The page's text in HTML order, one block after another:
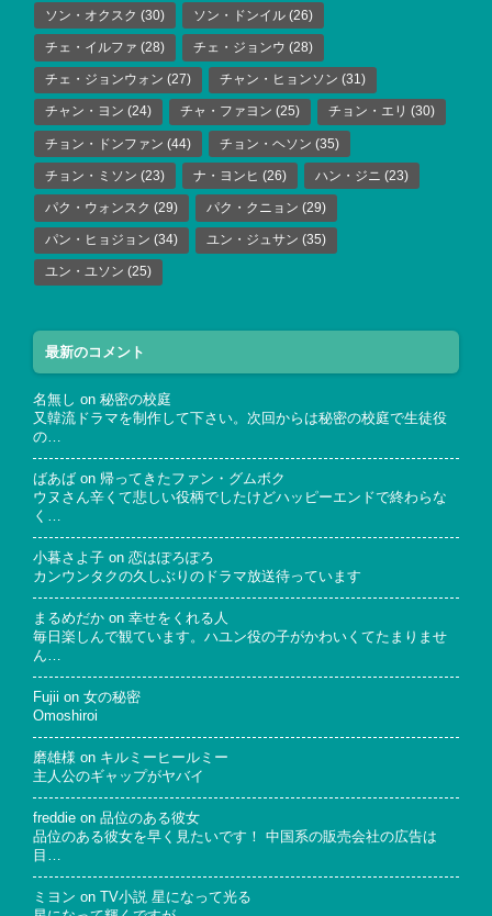
ソン・オクスク (30) ソン・ドンイル (26)
チェ・イルファ (28) チェ・ジョンウ (28)
チェ・ジョンウォン (27) チャン・ヒョンソン (31)
チャン・ヨン (24) チャ・ファヨン (25) チョン・エリ (30)
チョン・ドンファン (44) チョン・ヘソン (35)
チョン・ミソン (23) ナ・ヨンヒ (26) ハン・ジニ (23)
パク・ウォンスク (29) パク・クニョン (29)
パン・ヒョジョン (34) ユン・ジュサン (35)
ユン・ユソン (25)
最新のコメント
名無し on 秘密の校庭
又韓流ドラマを制作して下さい。次回からは秘密の校庭で生徒役
の…
ばあば on 帰ってきたファン・グムボク
ウヌさん辛くて悲しい役柄でしたけどハッピーエンドで終わらな
く…
小暮さよ子 on 恋はぽろぽろ
カンウンタクの久しぶりのドラマ放送待っています
まるめだか on 幸せをくれる人
毎日楽しんで観ています。ハユン役の子がかわいくてたまりませ
ん…
Fujii on 女の秘密
Omoshiroi
磨雄様 on キルミーヒールミー
主人公のギャップがヤバイ
freddie on 品位のある彼女
品位のある彼女を早く見たいです！ 中国系の販売会社の広告は
目…
ミヨン on
TV小説 星になって光る